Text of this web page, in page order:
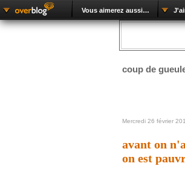
coup de
Mercredi 26 février
avant on
on est
Vous aimerez aussi…